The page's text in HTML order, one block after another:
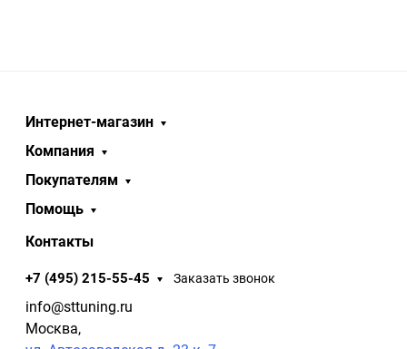
Интернет-магазин
Компания
Покупателям
Помощь
Контакты
+7 (495) 215-55-45 Заказать звонок
info@sttuning.ru
Москва,